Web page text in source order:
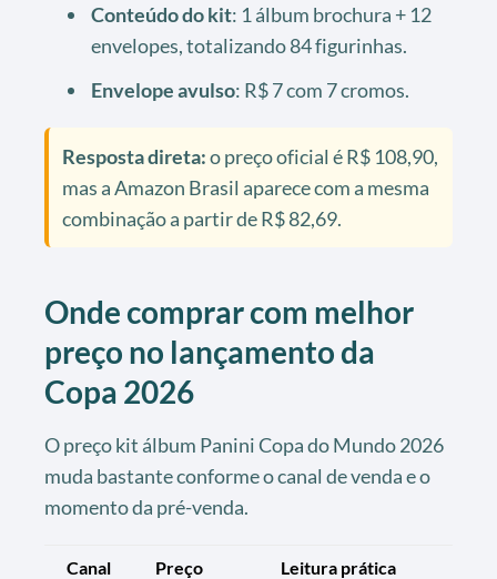
Conteúdo do kit: 1 álbum brochura + 12
envelopes, totalizando 84 figurinhas.
Envelope avulso: R$ 7 com 7 cromos.
Resposta direta:o preço oficial é R$ 108,90,
mas a Amazon Brasil aparece com a mesma
combinação a partir de R$ 82,69.
Onde comprar com melhor
preço no lançamento da
Copa 2026
O preço kit álbum Panini Copa do Mundo 2026
muda bastante conforme o canal de venda e o
momento da pré-venda.
Canal Preço Leitura prática